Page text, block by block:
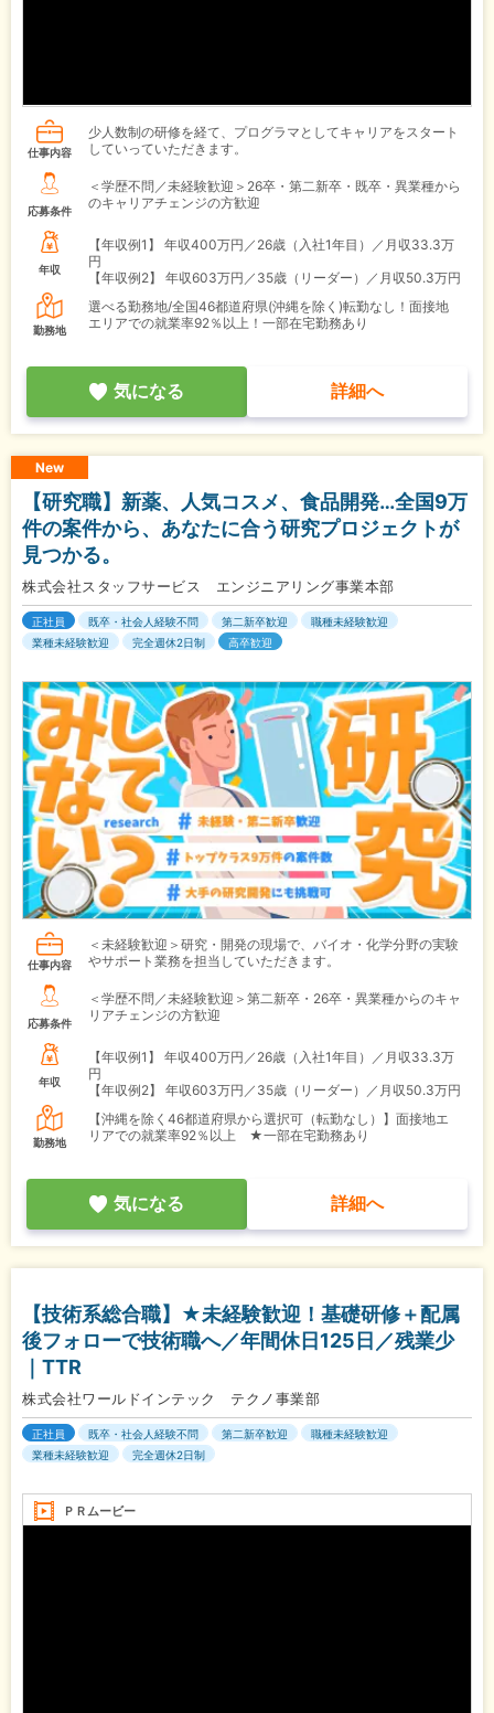
仕事内容
少人数制の研修を経て、プログラマとしてキャリアをスタート
していっていただきます。
応募条件
＜学歴不問／未経験歓迎＞26卒・第二新卒・既卒・異業種から
のキャリアチェンジの方歓迎
年収
【年収例1】
年収400万円／26歳（入社1年目）／月収33.3万
円
【年収例2】
年収603万円／35歳（リーダー）／月収50.3万円
勤務地
選べる勤務地/全国46都道府県(沖縄を除く)転勤なし！面接地
エリアでの就業率92％以上！一部在宅勤務あり
気になる 詳細へ
New
【研究職】新薬、人気コスメ、食品開発…全国9万
件の案件から、あなたに合う研究プロジェクトが
見つかる。
株式会社スタッフサービス エンジニアリング事業本部
正社員 既卒・社会人経験不問 第二新卒歓迎
職種未経験歓迎
業種未経験歓迎
完全週休2日制 高卒歓迎
仕事内容
＜未経験歓迎＞研究・開発の現場で、バイオ・化学分野の実験
やサポート業務を担当していただきます。
応募条件
＜学歴不問／未経験歓迎＞第二新卒・26卒・異業種からのキャ
リアチェンジの方歓迎
年収
【年収例1】
年収400万円／26歳（入社1年目）／月収33.3万
円
【年収例2】
年収603万円／35歳（リーダー）／月収50.3万円
勤務地
【沖縄を除く46都道府県から選択可（転勤なし）】面接地エ
リアでの就業率92％以上 ★一部在宅勤務あり
気になる 詳細へ
【技術系総合職】★未経験歓迎！基礎研修＋配属
後フォローで技術職へ／年間休日125日／残業少
｜TTR
株式会社ワールドインテック テクノ事業部
正社員 既卒・社会人経験不問 第二新卒歓迎
職種未経験歓迎
業種未経験歓迎
完全週休2日制
ＰＲムービー